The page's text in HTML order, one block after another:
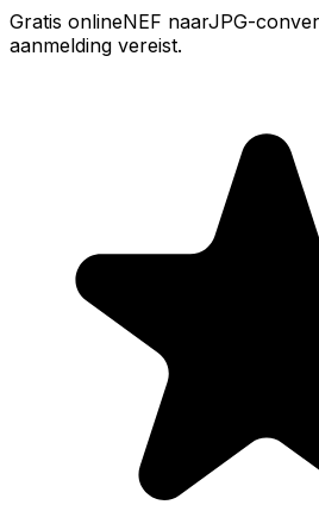
Gratis onlineNEF naarJPG-
aanmelding vereist.